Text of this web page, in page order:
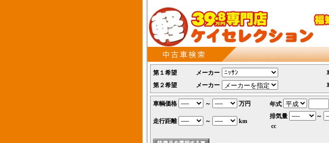
第１希望 メーカー
第２希望
メーカー
車輌価格 ～ 万円 年式
走行距離 ～ km
排気量
～
cc